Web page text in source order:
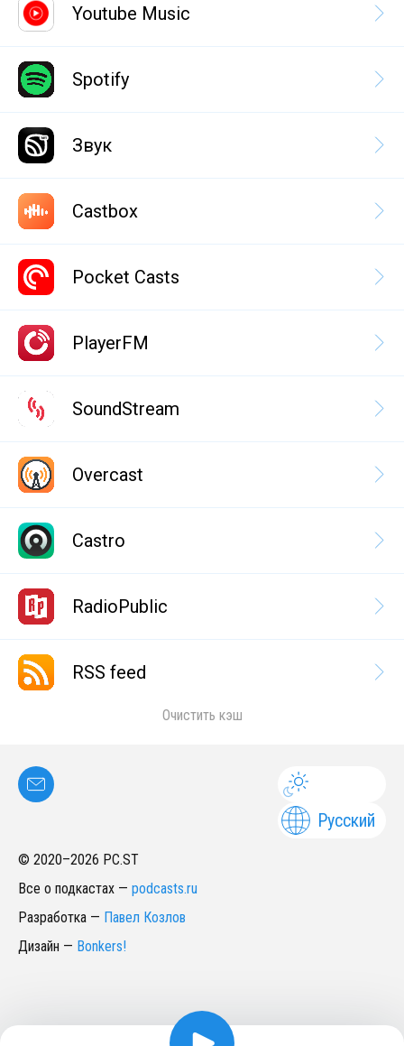
Youtube Music
Spotify
Звук
Castbox
Pocket Casts
PlayerFM
SoundStream
Overcast
Castro
RadioPublic
RSS feed
Очистить кэш
Русский
© 2020–2026 PC.ST
Все о подкастах — podcasts.ru
Разработка — Павел Козлов
Дизайн — Bonkers!